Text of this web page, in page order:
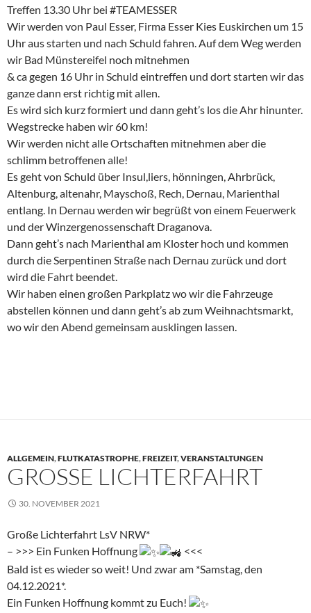
Treffen 13.30 Uhr bei #TEAMESSER
Wir werden von Paul Esser, Firma Esser Kies Euskirchen um 15
Uhr aus starten und nach Schuld fahren. Auf dem Weg werden
wir Bad Münstereifel noch mitnehmen
& ca gegen 16 Uhr in Schuld eintreffen und dort starten wir das
ganze dann erst richtig mit allen.
Es wird sich kurz formiert und dann geht’s los die Ahr hinunter.
Wegstrecke haben wir 60 km!
Wir werden nicht alle Ortschaften mitnehmen aber die
schlimm betroffenen alle!
Es geht von Schuld über Insul,liers, hönningen, Ahrbrück,
Altenburg, altenahr, Mayschoß, Rech, Dernau, Marienthal
entlang. In Dernau werden wir begrüßt von einem Feuerwerk
und der Winzergenossenschaft Draganova.
Dann geht’s nach Marienthal am Kloster hoch und kommen
durch die Serpentinen Straße nach Dernau zurück und dort
wird die Fahrt beendet.
Wir haben einen großen Parkplatz wo wir die Fahrzeuge
abstellen können und dann geht’s ab zum Weihnachtsmarkt,
wo wir den Abend gemeinsam ausklingen lassen.
ALLGEMEIN,FLUTKATASTROPHE,FREIZEIT,VERANSTALTUNGEN
GROSSE LICHTERFAHRT
30. NOVEMBER 2021
Große Lichterfahrt LsV NRW*
– >>> Ein Funken Hoffnung
<<<
Bald ist es wieder so weit! Und zwar am *Samstag, den
04.12.2021*.
Ein Funken Hoffnung kommt zu Euch!